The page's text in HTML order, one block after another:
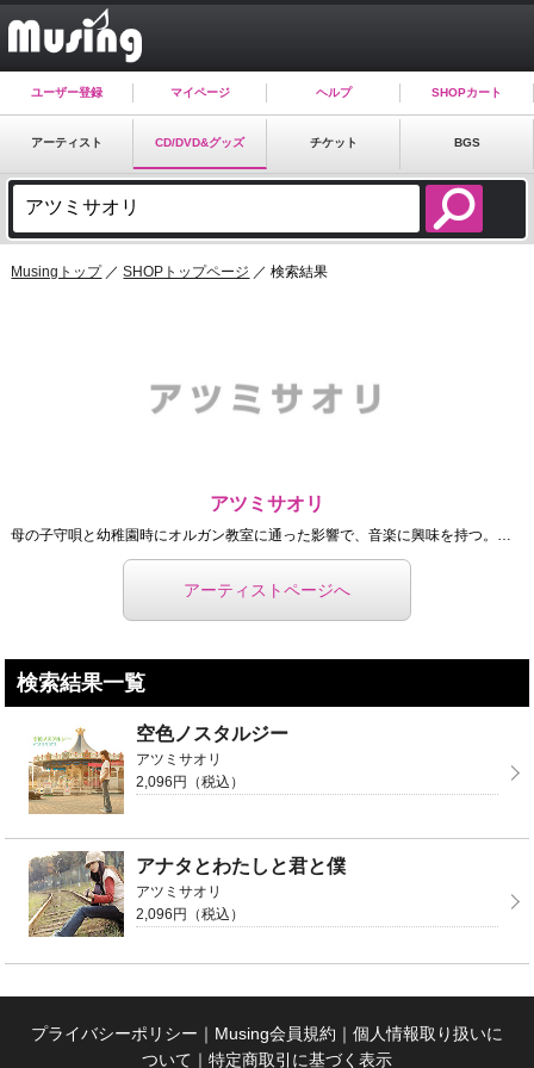
ユーザー登録 マイページ ヘルプ SHOPカート
アーティスト CD/DVD&グッズ チケット BGS
Musingトップ／SHOPトップページ ／ 検索結果
アツミサオリ
母の子守唄と幼稚園時にオルガン教室に通った影響で、音楽に興味を持つ。長渕剛に憧れ、中学の時からギター ...
アーティストページへ
検索結果一覧
空色ノスタルジー
アツミサオリ
2,096円（税込）
アナタとわたしと君と僕
アツミサオリ
2,096円（税込）
プライバシーポリシー ｜ Musing会員規約 ｜ 個人情報取り扱いに
ついて ｜ 特定商取引に基づく表示